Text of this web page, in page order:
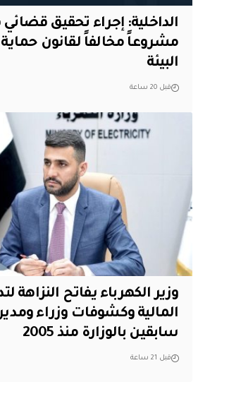
مشروعاً مخالفاً لقانون
البيئة
قبل 20 ساعة
وزير الكهرباء يفاتح النزاهة
المالية وكشوفات وزراء
سابقين بالوزارة منذ 2005
قبل 21 ساعة